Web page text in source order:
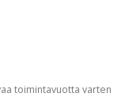
toimintavuotta varten